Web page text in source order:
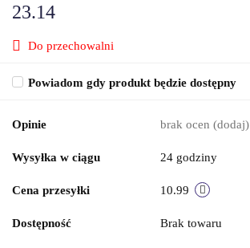
23.14
Do przechowalni
Powiadom gdy produkt będzie dostępny
Opinie brak ocen (dodaj)
Wysyłka w ciągu 24 godziny
Cena przesyłki 10.99
Dostępność Brak towaru